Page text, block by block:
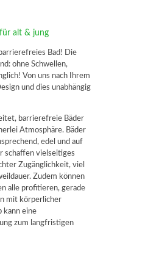
alt & jung
Bad! Die
ohne Schwellen,
Von uns nach Ihrem
und dies unabhängig
barrierefreie Bäder
Atmosphäre. Bäder
edel und auf
schaffen vielseitiges
Zugänglichkeit, viel
Zudem können
alle profitieren, gerade
mit körperlicher
kann eine
zum langfristigen